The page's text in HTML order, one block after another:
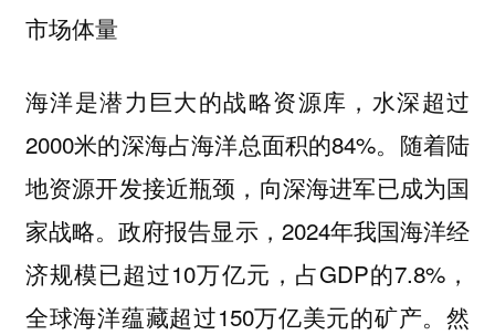
市场体量
海洋是潜力巨大的战略资源库，水深超过
2000米的深海占海洋总面积的84%。随着陆
地资源开发接近瓶颈，向深海进军已成为国
家战略。政府报告显示，2024年我国海洋经
济规模已超过10万亿元，占GDP的7.8%，
全球海洋蕴藏超过150万亿美元的矿产。然